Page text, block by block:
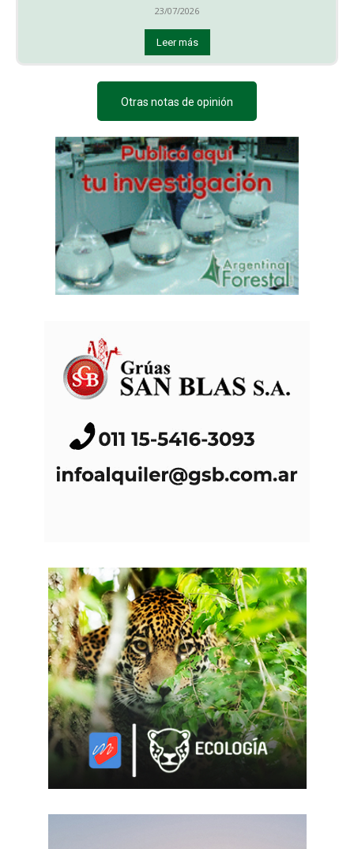
23/07/2026
Leer más
Otras notas de opinión